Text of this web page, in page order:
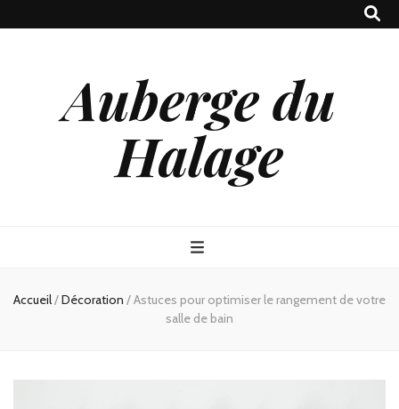
Auberge du
Halage
Accueil/Décoration /Astuces pour optimiser le rangement de votre
salle de bain